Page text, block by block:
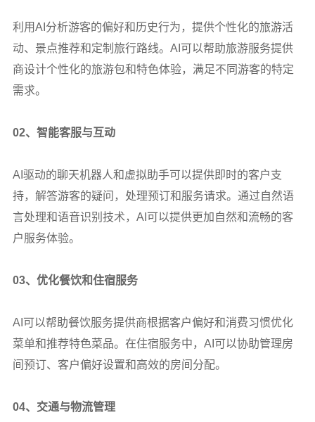
利用AI分析游客的偏好和历史行为，提供个性化的旅游活
动、景点推荐和定制旅行路线。AI可以帮助旅游服务提供
商设计个性化的旅游包和特色体验，满足不同游客的特定
需求。
02、智能客服与互动
AI 驱动的聊天机器人和虚拟助手可以提供即时的客户支
持，解答游客的疑问，处理预订和服务请求。通过自然语
言处理和语音识别技术，AI可以提供更加自然和流畅的客
户服务体验。
03、优化餐饮和住宿服务
AI 可以帮助餐饮服务提供商根据客户偏好和消费习惯优化
菜单和推荐特色菜品。在住宿服务中，AI可以协助管理房
间预订、客户偏好设置和高效的房间分配。
04、交通与物流管理